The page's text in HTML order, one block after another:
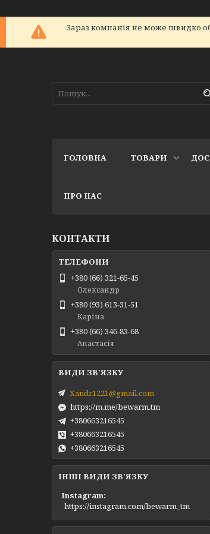
Зараз компанія не може швидко
ГОЛОВНА ТОВАРИ
ПРО НАС
КОНТАКТИ
+380 (66) 321-65-45
Олександр
+380 (93) 613-31-51
Каріна
+380 (66) 346-83-68
Анастасія
Xandr1221@gmail.com
https://m.me/bewarm.tm
+380663216545
+380663216545
+380663216545
ІНШІ ВИДИ ЗВ'ЯЗКУ
Instagram
https://instagram.com/bewarm_tm